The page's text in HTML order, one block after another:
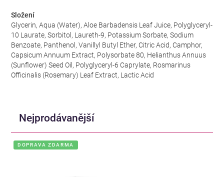
Složení
Glycerin, Aqua (Water), Aloe Barbadensis Leaf Juice, Polyglyceryl-
10 Laurate, Sorbitol, Laureth-9, Potassium Sorbate, Sodium
Benzoate, Panthenol, Vanillyl Butyl Ether, Citric Acid, Camphor,
Capsicum Annuum Extract, Polysorbate 80, Helianthus Annuus
(Sunflower) Seed Oil, Polyglyceryl-6 Caprylate, Rosmarinus
Officinalis (Rosemary) Leaf Extract, Lactic Acid
Nejprodávanější
DOPRAVA ZDARMA